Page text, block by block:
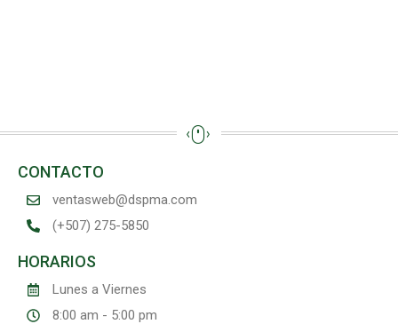
CONTACTO
ventasweb@dspma.com
(+507) 275-5850
HORARIOS
Lunes a Viernes
8:00 am - 5:00 pm